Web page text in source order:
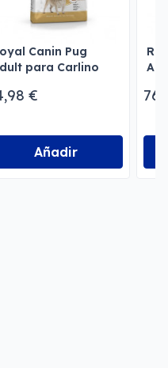
Canin Pug
para Carlino
€
Añadir